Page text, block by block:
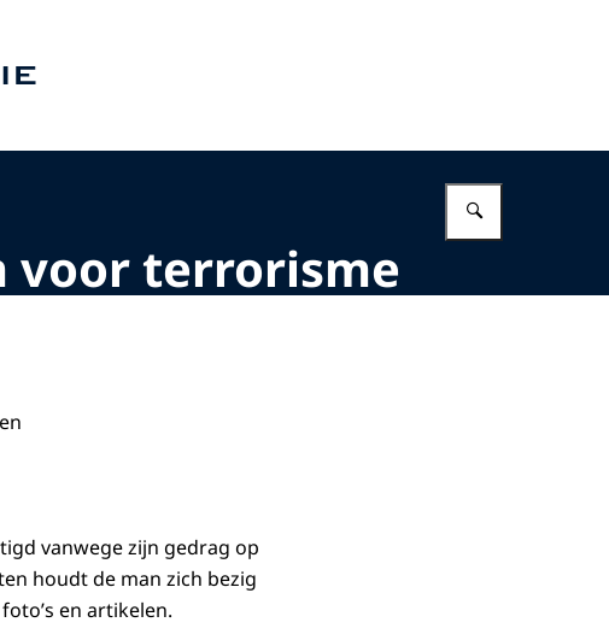
voor terrorisme
vanwege zijn gedrag op
houdt de man zich bezig
en artikelen.